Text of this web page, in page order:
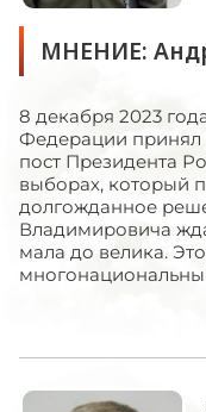
МНЕНИЕ:
8 декабря 2023
Федерации принял
пост Президента
выборах, который
долгожданное
Владимировича
мала до велика.